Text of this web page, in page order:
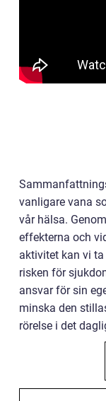
vanligare vana
vår hälsa.
effekterna och
aktivitet kan vi
risken för
ansvar för sin
minska den
rörelse i det